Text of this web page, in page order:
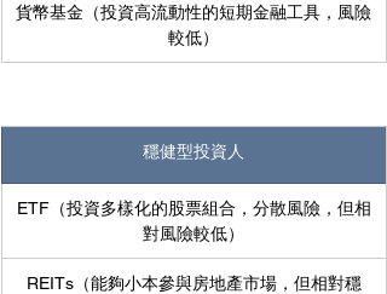
貨幣基金（投資高流動性的短期金融工具，風險
較低）
穩健型投資人
ETF（投資多樣化的股票組合，分散風險，但相
對風險較低）
REITs（能夠小本參與房地產市場，但相對穩